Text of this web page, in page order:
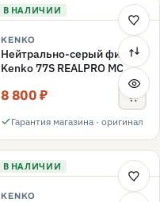
В НАЛИЧИИ
KENKO
Нейтрально-серый фильтр
Kenko 77S REALPRO MC
8 800 ₽
Гарантия магазина · оригинал
В НАЛИЧИИ
KENKO